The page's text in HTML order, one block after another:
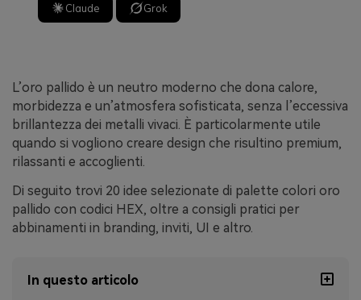
Claude Grok
L’oro pallido è un neutro moderno che dona calore,
morbidezza e un’atmosfera sofisticata, senza l’eccessiva
brillantezza dei metalli vivaci. È particolarmente utile
quando si vogliono creare design che risultino premium,
rilassanti e accoglienti.
Di seguito trovi 20 idee selezionate di palette colori oro
pallido con codici HEX, oltre a consigli pratici per
abbinamenti in branding, inviti, UI e altro.
In questo articolo